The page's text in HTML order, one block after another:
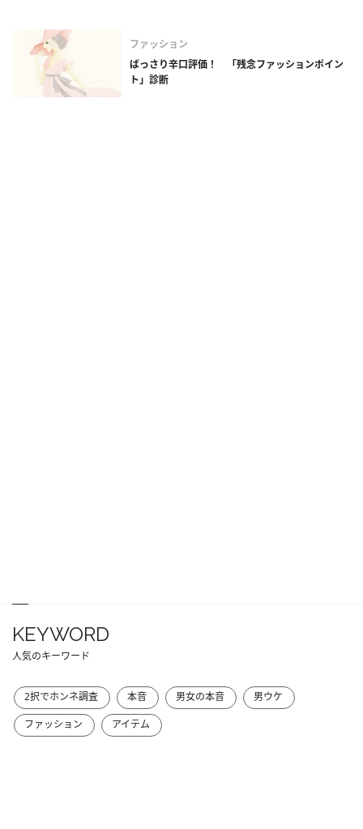
ファッション
ばっさり辛口評価！ 「残念ファッションポイン
ト」診断
KEYWORD
人気のキーワード
2択でホンネ調査 本音 男女の本音
男ウケ
ファッション
アイテム